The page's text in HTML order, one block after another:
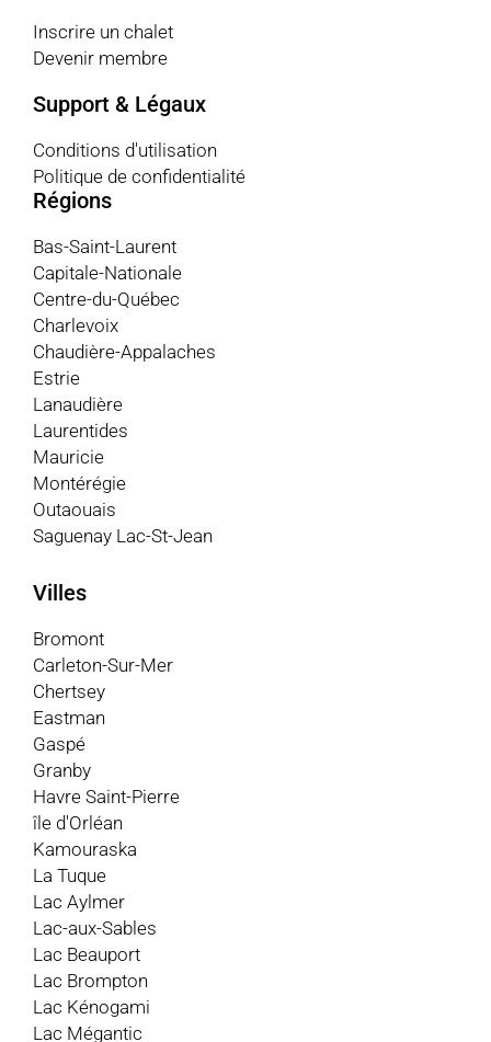
Inscrire un chalet
Devenir membre
Support & Légaux
Conditions d'utilisation
Politique de confidentialité
Régions
Bas-Saint-Laurent
Capitale-Nationale
Centre-du-Québec
Charlevoix
Chaudière-Appalaches
Estrie
Lanaudière
Laurentides
Mauricie
Montérégie
Outaouais
Saguenay Lac-St-Jean
Villes
Bromont
Carleton-Sur-Mer
Chertsey
Eastman
Gaspé
Granby
Havre Saint-Pierre
île d'Orléan
Kamouraska
La Tuque
Lac Aylmer
Lac-aux-Sables
Lac Beauport
Lac Brompton
Lac Kénogami
Lac Mégantic